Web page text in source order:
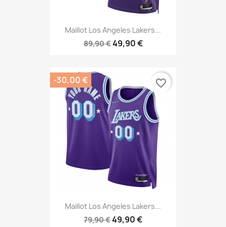
Maillot Los Angeles Lakers...
89,90 €49,90 €
Maillot Los Angeles Lakers...
79,90 €49,90 €
-30,00 € favorite_border